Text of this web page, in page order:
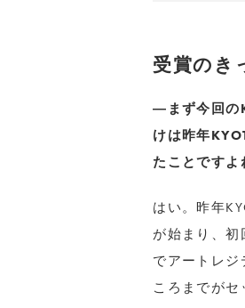
受賞のき
―まず今回の
けは昨年
たことですよ
はい。昨年
が始まり、初
でアートレジ
ころまでがセ